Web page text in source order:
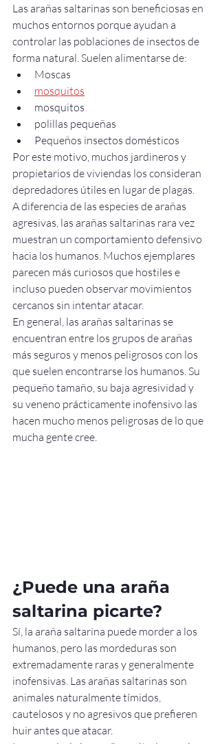
Las arañas saltarinas son beneficiosas en
muchos entornos porque ayudan a
controlar las poblaciones de insectos de
forma natural. Suelen alimentarse de:
Moscas
mosquitos
mosquitos
polillas pequeñas
Pequeños insectos domésticos
Por este motivo, muchos jardineros y
propietarios de viviendas los consideran
depredadores útiles en lugar de plagas.
A diferencia de las especies de arañas
agresivas, las arañas saltarinas rara vez
muestran un comportamiento defensivo
hacia los humanos. Muchos ejemplares
parecen más curiosos que hostiles e
incluso pueden observar movimientos
cercanos sin intentar atacar.
En general, las arañas saltarinas se
encuentran entre los grupos de arañas
más seguros y menos peligrosos con los
que suelen encontrarse los humanos. Su
pequeño tamaño, su baja agresividad y
su veneno prácticamente inofensivo las
hacen mucho menos peligrosas de lo que
mucha gente cree.
¿Puede una araña
saltarina picarte?
Sí, la araña saltarina puede morder a los
humanos, pero las mordeduras son
extremadamente raras y generalmente
inofensivas. Las arañas saltarinas son
animales naturalmente tímidos,
cautelosos y no agresivos que prefieren
huir antes que atacar.